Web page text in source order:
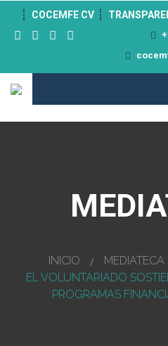
COCEMFE CV
INICIO MEDIATECA
EL VOLUNTARIADO
PROGRAMAS